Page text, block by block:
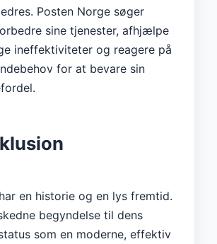
Posten Norge søger
sine tjenester, afhjælpe
ineffektiviteter og reagere på
for at bevare sin
en historie og en lys fremtid.
begyndelse til dens
som en moderne, effektiv